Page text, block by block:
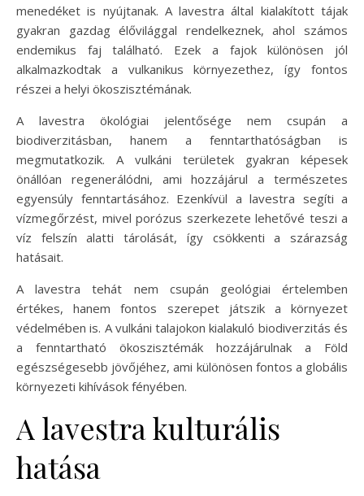
menedéket is nyújtanak. A lavestra által kialakított tájak
gyakran gazdag élővilággal rendelkeznek, ahol számos
endemikus faj található. Ezek a fajok különösen jól
alkalmazkodtak a vulkanikus környezethez, így fontos
részei a helyi ökoszisztémának.
A lavestra ökológiai jelentősége nem csupán a
biodiverzitásban, hanem a fenntarthatóságban is
megmutatkozik. A vulkáni területek gyakran képesek
önállóan regenerálódni, ami hozzájárul a természetes
egyensúly fenntartásához. Ezenkívül a lavestra segíti a
vízmegőrzést, mivel porózus szerkezete lehetővé teszi a
víz felszín alatti tárolását, így csökkenti a szárazság
hatásait.
A lavestra tehát nem csupán geológiai értelemben
értékes, hanem fontos szerepet játszik a környezet
védelmében is. A vulkáni talajokon kialakuló biodiverzitás és
a fenntartható ökoszisztémák hozzájárulnak a Föld
egészségesebb jövőjéhez, ami különösen fontos a globális
környezeti kihívások fényében.
A lavestra kulturális
hatása